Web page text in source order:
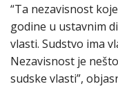
“Ta nezavisnost
godine u ustavnim
vlasti. Sudstvo ima
Nezavisnost je
sudske vlasti”,